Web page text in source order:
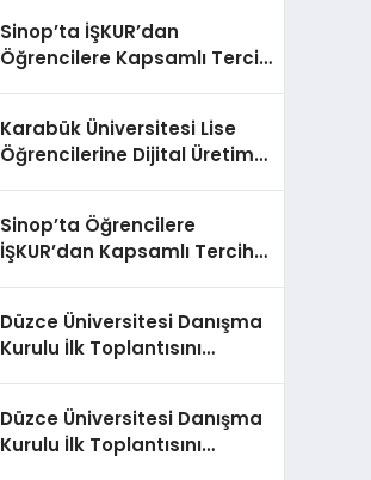
Sinop’ta İŞKUR’dan
Öğrencilere Kapsamlı Tercih
Karabük Üniversitesi Lise
Öğrencilerine Dijital Üretim
Sinop’ta Öğrencilere
İŞKUR’dan Kapsamlı Tercih
Düzce Üniversitesi Danışma
Kurulu İlk Toplantısını
Düzce Üniversitesi Danışma
Kurulu İlk Toplantısını